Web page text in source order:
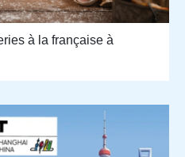
à la française à